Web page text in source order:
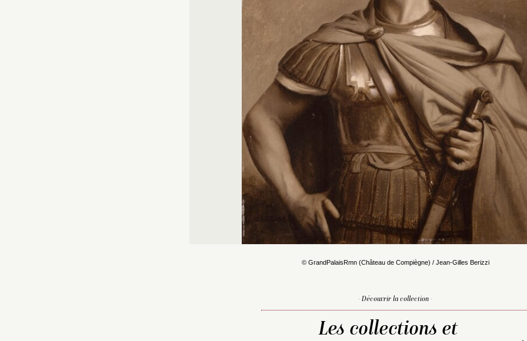
© GrandPalaisRmn (Château de Compiègne) / Jean-Gilles Berizzi
- Découvrir la collection -
Les collections et